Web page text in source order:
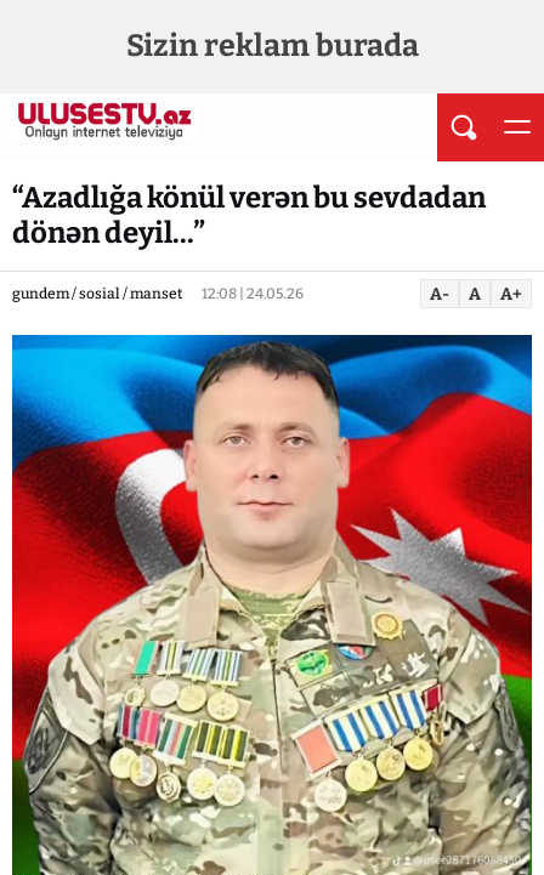
Sizin reklam burada
“Azadlığa könül verən bu sevdadan
dönən deyil...”
gundem / sosial / manset 12:08 | 24.05.26 A- A A+